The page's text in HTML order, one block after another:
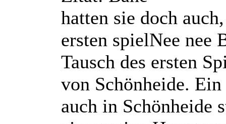
hatten sie doch
ersten spielNee nee
Tausch des ersten
von Schönheide.
auch in Schönheide